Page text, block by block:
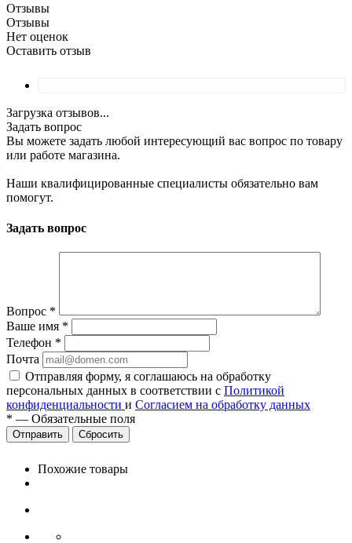
Отзывы
Отзывы
Нет оценок
Оставить отзыв
Загрузка отзывов...
Задать вопрос
Вы можете задать любой интересующий вас вопрос по товару
или работе магазина.
Наши квалифицированные специалисты обязательно вам
помогут.
Задать вопрос
Вопрос *
Ваше имя *
Телефон *
Почта
Отправляя форму, я соглашаюсь на обработку
персональных данных в соответствии с Политикой
конфиденциальности и Согласием на обработку данных
* — Обязательные поля
Сбросить
Похожие товары